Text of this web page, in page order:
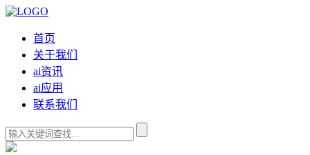
首页
关于我们
ai资讯
ai应用
联系我们